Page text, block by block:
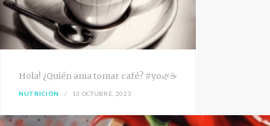
Hola! ¿Quién ama tomar café? #yo🌿☕
NUTRICIÓN 13 OCTUBRE, 2023